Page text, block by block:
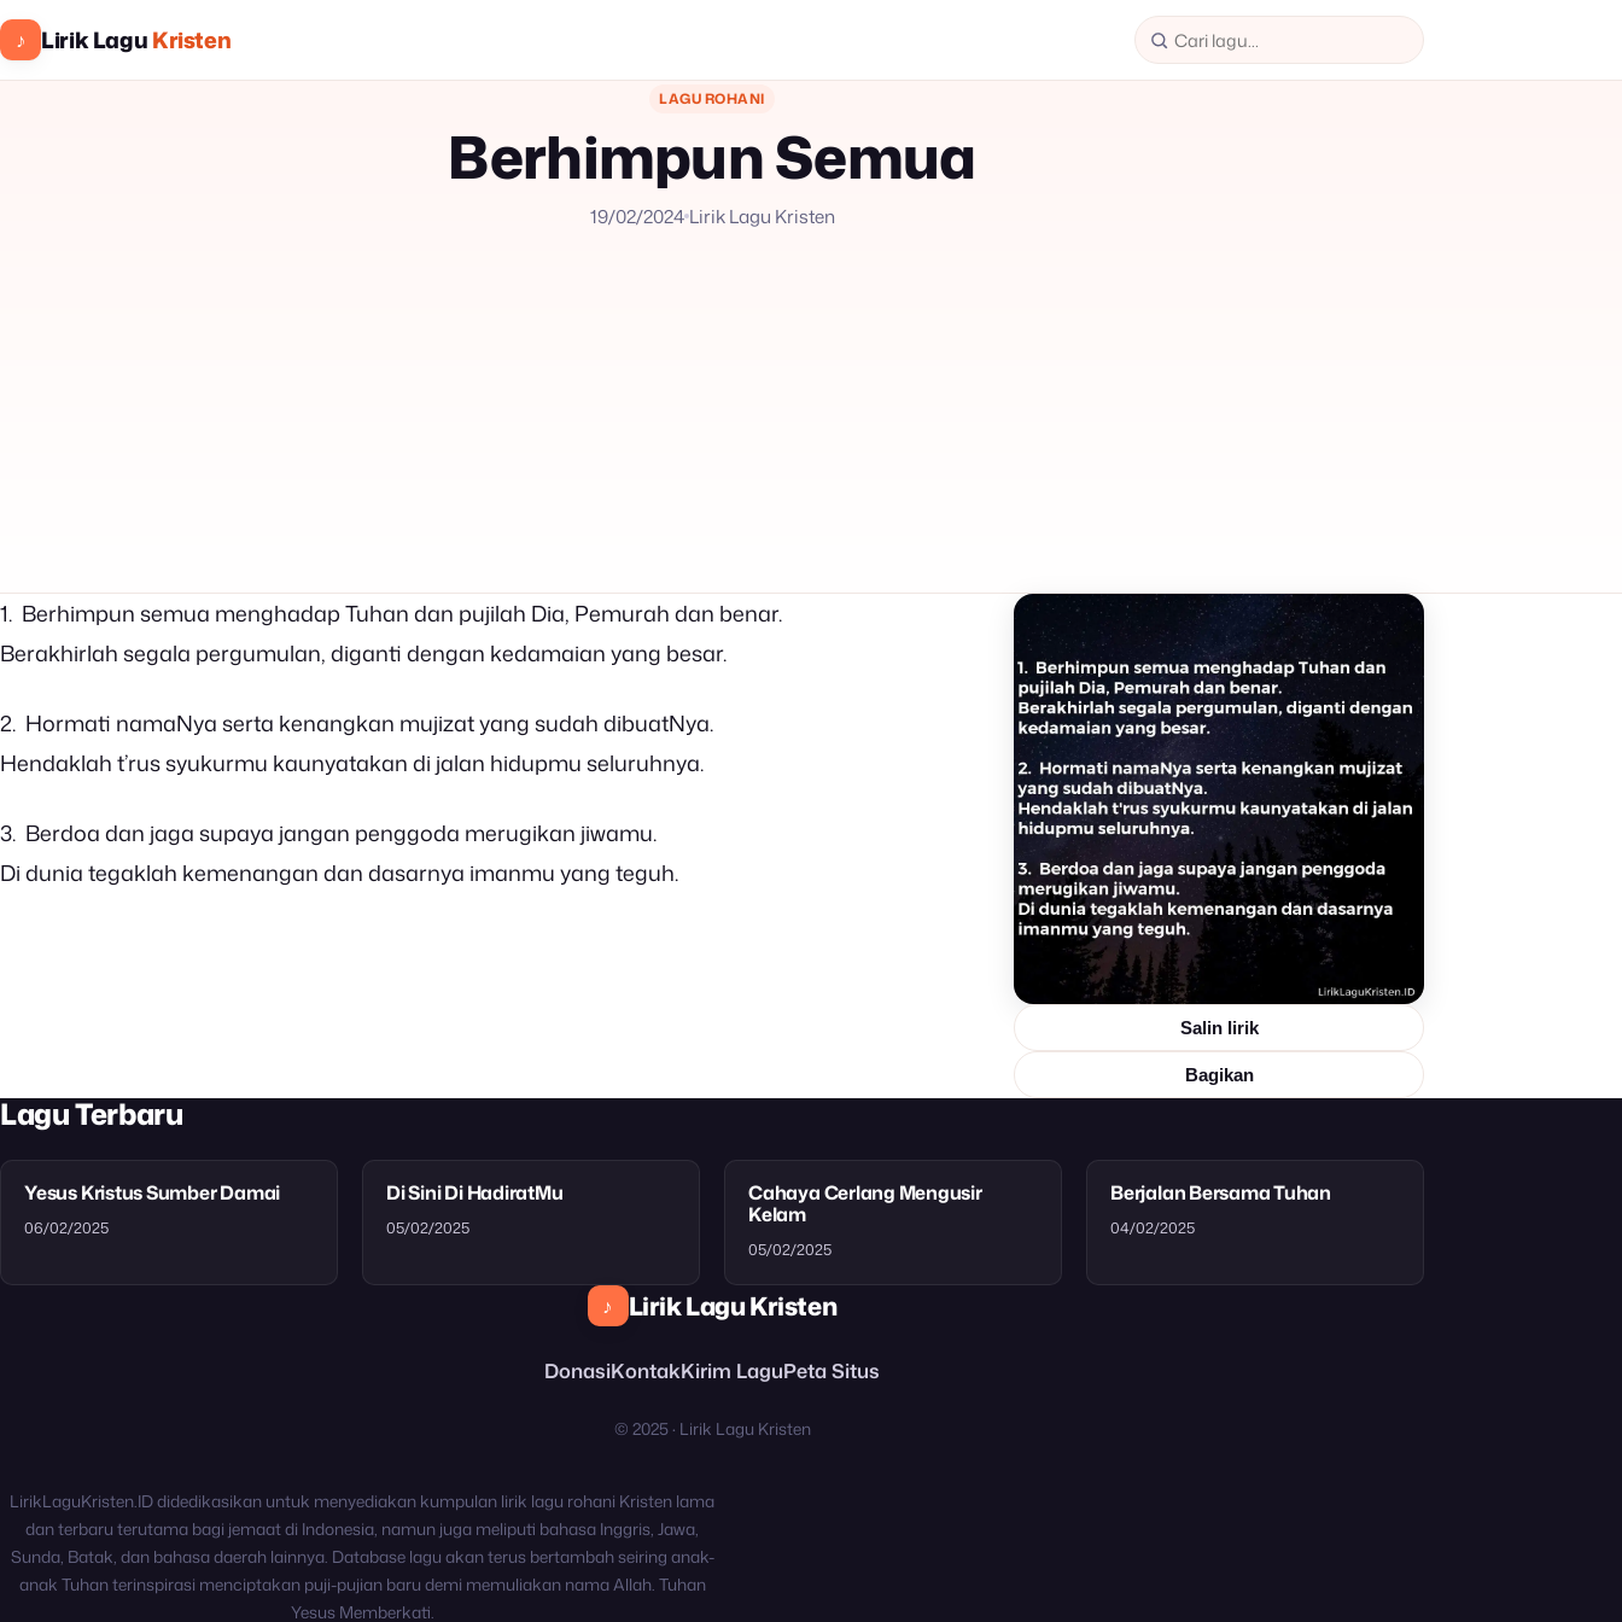
♪ Lirik LaguKristen
LAGU ROHANI
Berhimpun Semua
19/02/2024Lirik Lagu Kristen
Salin lirik
Bagikan
1. Berhimpun semua menghadap Tuhan dan pujilah Dia, Pemurah dan benar.
Berakhirlah segala pergumulan, diganti dengan kedamaian yang besar.
2. Hormati namaNya serta kenangkan mujizat yang sudah dibuatNya.
Hendaklah t’rus syukurmu kaunyatakan di jalan hidupmu seluruhnya.
3. Berdoa dan jaga supaya jangan penggoda merugikan jiwamu.
Di dunia tegaklah kemenangan dan dasarnya imanmu yang teguh.
Lagu Terbaru
Yesus Kristus Sumber Damai
06/02/2025
Di Sini Di HadiratMu
05/02/2025
Cahaya Cerlang Mengusir
Kelam
05/02/2025
Berjalan Bersama Tuhan
04/02/2025
♪ Lirik Lagu Kristen
DonasiKontakKirim LaguPeta Situs
© 2025 · Lirik Lagu Kristen
LirikLaguKristen.ID didedikasikan untuk menyediakan kumpulan lirik lagu rohani Kristen lama
dan terbaru terutama bagi jemaat di Indonesia, namun juga meliputi bahasa Inggris, Jawa,
Sunda, Batak, dan bahasa daerah lainnya. Database lagu akan terus bertambah seiring anak-
anak Tuhan terinspirasi menciptakan puji-pujian baru demi memuliakan nama Allah. Tuhan
Yesus Memberkati.